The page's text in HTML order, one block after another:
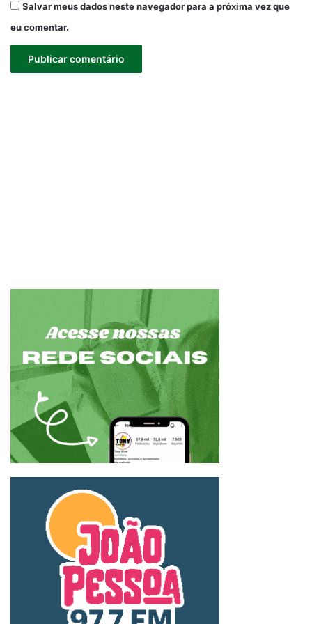
Salvar meus dados neste navegador para a próxima vez que
eu comentar.